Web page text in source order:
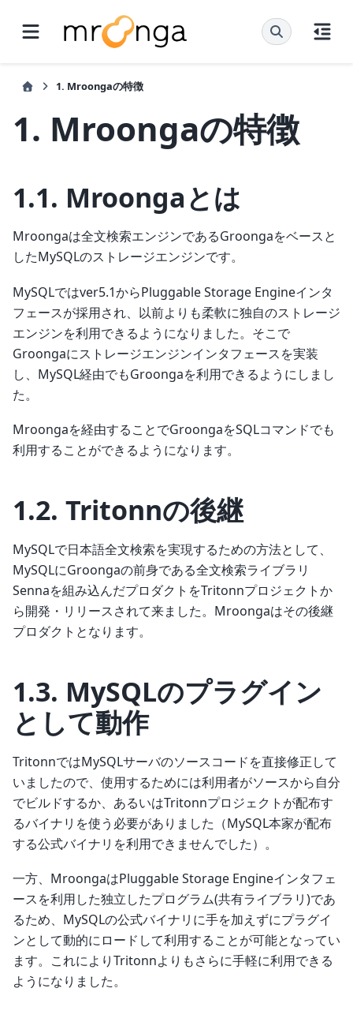
1. Mroongaの特徴
1. Mroongaの特徴
1.1. Mroongaとは
Mroongaは全文検索エンジンであるGroongaをベースと
したMySQLのストレージエンジンです。
MySQLではver5.1からPluggable Storage Engineインタ
フェースが採用され、以前よりも柔軟に独自のストレージ
エンジンを利用できるようになりました。そこで
Groongaにストレージエンジンインタフェースを実装
し、MySQL経由でもGroongaを利用できるようにしまし
た。
Mroongaを経由することでGroongaをSQLコマンドでも
利用することができるようになります。
1.2. Tritonnの後継
MySQLで日本語全文検索を実現するための方法として、
MySQLにGroongaの前身である全文検索ライブラリ
Sennaを組み込んだプロダクトをTritonnプロジェクトか
ら開発・リリースされて来ました。Mroongaはその後継
プロダクトとなります。
1.3. MySQLのプラグイン
として動作
TritonnではMySQLサーバのソースコードを直接修正して
いましたので、使用するためには利用者がソースから自分
でビルドするか、あるいはTritonnプロジェクトが配布す
るバイナリを使う必要がありました（MySQL本家が配布
する公式バイナリを利用できませんでした）。
一方、MroongaはPluggable Storage Engineインタフェ
ースを利用した独立したプログラム(共有ライブラリ)であ
るため、MySQLの公式バイナリに手を加えずにプラグイ
ンとして動的にロードして利用することが可能となってい
ます。これによりTritonnよりもさらに手軽に利用できる
ようになりました。